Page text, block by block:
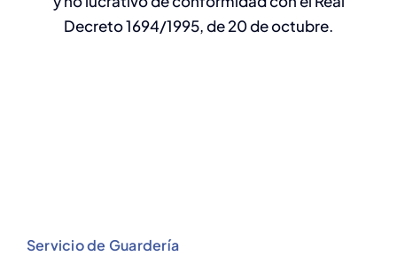
Decreto 1694/1995, de 20 de octubre.
Servicio de Guardería